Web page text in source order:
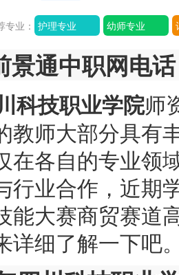
专业： 护理专业 幼师专业
景通中职网电
科技职业学院师
教师大部分具有
在各自的专业领
行业合作，近期
能大赛商贸赛道
详细了解一下吧